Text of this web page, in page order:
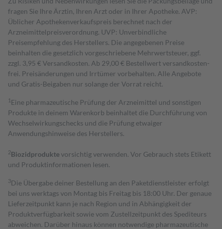
fragen Sie Ihre Ärztin, Ihren Arzt oder in Ihrer Apotheke. AVP:
Üblicher Apothekenverkaufspreis berechnet nach der
Arzneimittelpreisverordnung. UVP: Unverbindliche
Preisempfehlung des Herstellers. Die angegebenen Preise
beinhalten die gesetzlich vorgeschriebene Mehrwertsteuer, ggf.
zzgl. 3,95 € Versandkosten. Ab 29,00 € Bestell­wert versand­kosten­
frei. Preisänderungen und Irrtümer vorbehalten. Alle Angebote
und Gratis-Beigaben nur solange der Vorrat reicht.
1 Eine pharmazeutische Prüfung der Arzneimittel und sonstigen
Produkte in deinem Warenkorb beinhaltet die Durchführung von
Wechselwirkungschecks und die Prüfung etwaiger
Anwendungshinweise des Herstellers.
2Biozidproduktevorsichtig verwenden. Vor Gebrauch stets Etikett
und Produktinformationen lesen.
3Die Übergabe deiner Bestellung an den Paketdienstleister erfolgt
bei uns werktags von Montag bis Freitag bis 18:00 Uhr. Der genaue
Lieferzeitpunkt kann je nach Region und in Abhängigkeit der
Produktverfügbarkeit sowie vom Zustellzeitpunkt des Spediteurs
abweichen. Darüber hinaus können notwendige pharmazeutische